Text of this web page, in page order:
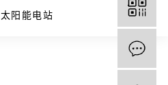
太阳能电站